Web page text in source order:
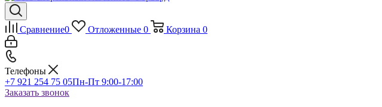
Сравнение0 Отложенные 0 Корзина 0
Телефоны
+7 921 254 75 05Пн-Пт 9:00-17:00
Заказать звонок